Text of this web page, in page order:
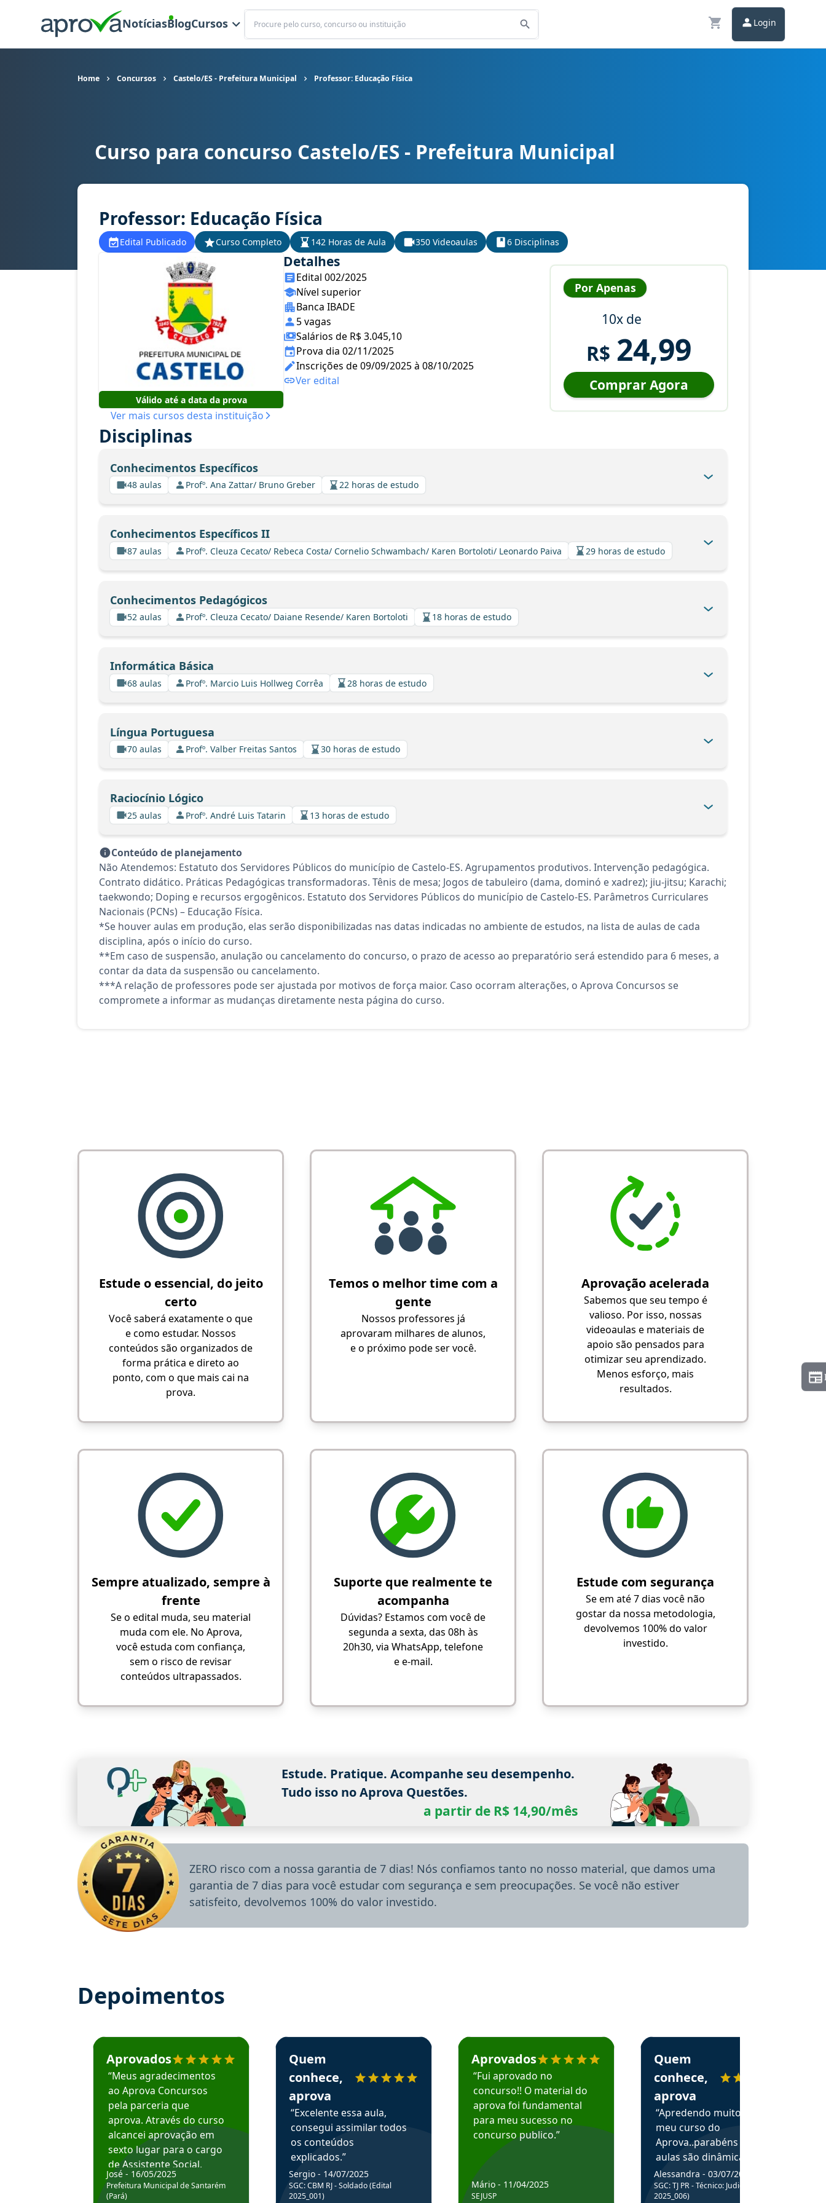
NotíciasBlogCursos
Buscar
Login
Home Concursos Castelo/ES - Prefeitura Municipal Professor: Educação Física
Curso para concurso Castelo/ES - Prefeitura Municipal cargo Professor: Educação Física
Curso para concurso Castelo/ES - Prefeitura Municipal
Professor: Educação Física
Edital Publicado Curso Completo 142 Horas de Aula 350 Videoaulas 6 Disciplinas
Válido até a data da prova
Ver mais cursos desta instituição
Detalhes
Edital 002/2025
Nível superior
Banca IBADE
5 vagas
Salários de R$ 3.045,10
Prova dia 02/11/2025
Inscrições de 09/09/2025 à 08/10/2025
Ver edital
Por Apenas
10x de
R$ 24,99
Comprar Agora
Disciplinas
Conhecimentos Específicos
48 aulas Profº. Ana Zattar/ Bruno Greber 22 horas de estudo
Conhecimentos Específicos II
87 aulas Profº. Cleuza Cecato/ Rebeca Costa/ Cornelio Schwambach/ Karen Bortoloti/ Leonardo Paiva 29 horas de estudo
Conhecimentos Pedagógicos
52 aulas Profº. Cleuza Cecato/ Daiane Resende/ Karen Bortoloti 18 horas de estudo
Informática Básica
68 aulas Profº. Marcio Luis Hollweg Corrêa 28 horas de estudo
Língua Portuguesa
70 aulas Profº. Valber Freitas Santos 30 horas de estudo
Raciocínio Lógico
25 aulas Profº. André Luis Tatarin 13 horas de estudo
Conteúdo de planejamento
Não Atendemos: Estatuto dos Servidores Públicos do município de Castelo-ES. Agrupamentos produtivos. Intervenção pedagógica.
Contrato didático. Práticas Pedagógicas transformadoras. Tênis de mesa; Jogos de tabuleiro (dama, dominó e xadrez); jiu-jitsu; Karachi;
taekwondo; Doping e recursos ergogênicos. Estatuto dos Servidores Públicos do município de Castelo-ES. Parâmetros Curriculares
Nacionais (PCNs) – Educação Física.
*Se houver aulas em produção, elas serão disponibilizadas nas datas indicadas no ambiente de estudos, na lista de aulas de cada
disciplina, após o início do curso.
**Em caso de suspensão, anulação ou cancelamento do concurso, o prazo de acesso ao preparatório será estendido para 6 meses, a
contar da data da suspensão ou cancelamento.
***A relação de professores pode ser ajustada por motivos de força maior. Caso ocorram alterações, o Aprova Concursos se
compromete a informar as mudanças diretamente nesta página do curso.
Estude o essencial, do jeito
certo
Você saberá exatamente o que
e como estudar. Nossos
conteúdos são organizados de
forma prática e direto ao
ponto, com o que mais cai na
prova.
Temos o melhor time com a
gente
Nossos professores já
aprovaram milhares de alunos,
e o próximo pode ser você.
Aprovação acelerada
Sabemos que seu tempo é
valioso. Por isso, nossas
videoaulas e materiais de
apoio são pensados para
otimizar seu aprendizado.
Menos esforço, mais
resultados.
Sempre atualizado, sempre à
frente
Se o edital muda, seu material
muda com ele. No Aprova,
você estuda com confiança,
sem o risco de revisar
conteúdos ultrapassados.
Suporte que realmente te
acompanha
Dúvidas? Estamos com você de
segunda a sexta, das 08h às
20h30, via WhatsApp, telefone
e e-mail.
Estude com segurança
Se em até 7 dias você não
gostar da nossa metodologia,
devolvemos 100% do valor
investido.
Estude. Pratique. Acompanhe seu desempenho.
Tudo isso no Aprova Questões.
a partir de R$ 14,90/mês
ZERO risco com a nossa garantia de 7 dias! Nós confiamos tanto no nosso material, que damos uma
garantia de 7 dias para você estudar com segurança e sem preocupações. Se você não estiver
satisfeito, devolvemos 100% do valor investido.
Depoimentos
Estudante José recomenda o Aprova Concursos em depoimento
Aprovados
“Meus agradecimentos
ao Aprova Concursos
pela parceria que
aprova. Através do curso
alcancei aprovação em
sexto lugar para o cargo
de Assistente Social.
Hoje estou atuando na
Prefeitura de Santarém.
José - 16/05/2025
Prefeitura Municipal de Santarém
(Pará)
Estudante Sergio recomenda o Aprova Concursos em depoimento
Quem
conhece,
aprova
“Excelente essa aula,
consegui assimilar todos
os conteúdos
explicados.”
Sergio - 14/07/2025
SGC: CBM RJ - Soldado (Edital
2025_001)
Estudante Mário recomenda o Aprova Concursos em depoimento
Aprovados
“Fui aprovado no
concurso!! O material do
aprova foi fundamental
para meu sucesso no
concurso publico.”
Mário - 11/04/2025
SEJUSP
Estudante Alessandra recomenda o Aprova
Quem
conhece,
aprova
“Apredendo muito no
meu curso do
Aprova..parabéns pelas
aulas são dinâmicas e
me ajudam a entender
melhor os assuntos.”
Alessandra - 03/07/2025
SGC: TJ PR - Técnico: Judiciário (Edital
2025_006)